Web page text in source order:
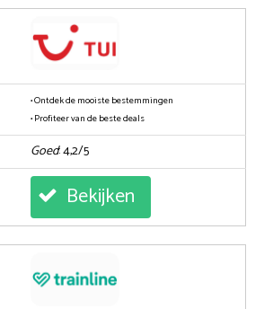
• Ontdek de mooiste bestemmingen
• Profiteer van de beste deals
Goed: 4,2/5
Bekijken